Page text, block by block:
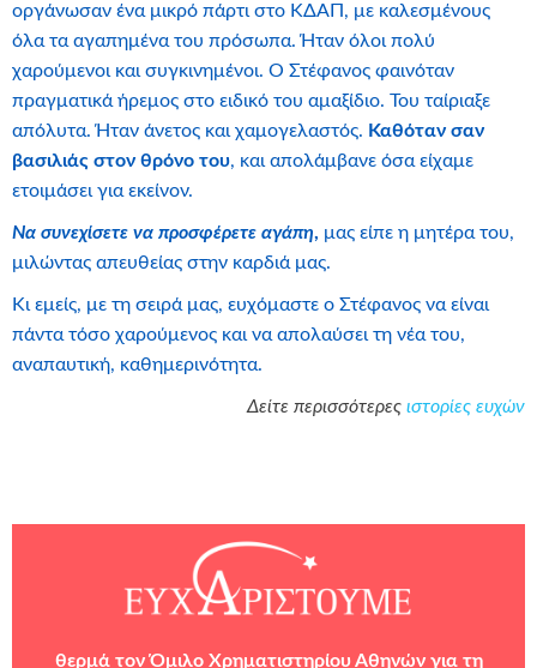
οργάνωσαν ένα μικρό πάρτι στο ΚΔΑΠ, με καλεσμένους
όλα τα αγαπημένα του πρόσωπα. Ήταν όλοι πολύ
χαρούμενοι και συγκινημένοι. Ο Στέφανος φαινόταν
πραγματικά ήρεμος στο ειδικό του αμαξίδιο. Του ταίριαξε
απόλυτα. Ήταν άνετος και χαμογελαστός. Καθόταν σαν
βασιλιάς στον θρόνο του, και απολάμβανε όσα είχαμε
ετοιμάσει για εκείνον.
Να συνεχίσετε να προσφέρετε αγάπη, μας είπε η μητέρα του,
μιλώντας απευθείας στην καρδιά μας.
Κι εμείς, με τη σειρά μας, ευχόμαστε ο Στέφανος να είναι
πάντα τόσο χαρούμενος και να απολαύσει τη νέα του,
αναπαυτική, καθημερινότητα.
Δείτε περισσότερες ιστορίες ευχών
θερμά τονΌμιλο Χρηματιστηρίου Αθηνώνγια τη